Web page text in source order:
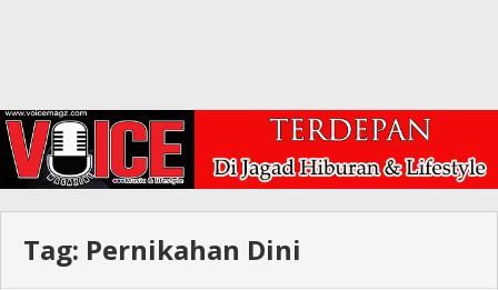
Tag: Pernikahan Dini